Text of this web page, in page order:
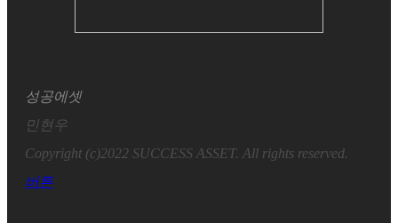
성공에셋
민현우
Copyright (c)2022 SUCCESS ASSET. All rights reserved.
버튼